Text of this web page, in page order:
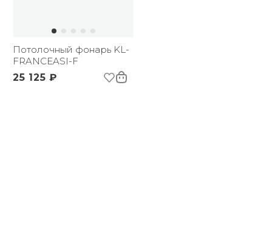
Потолочный фонарь KL-
FRANCEASI-F
25 125 ₽